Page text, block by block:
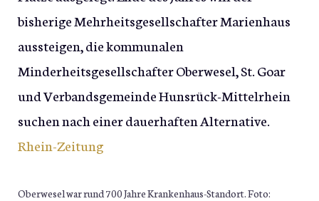
bisherige Mehrheitsgesellschafter Marienhaus
aussteigen, die kommunalen
Minderheitsgesellschafter Oberwesel, St. Goar
und Verbandsgemeinde Hunsrück-Mittelrhein
suchen nach einer dauerhaften Alternative.
Rhein-Zeitung
Oberwesel war rund 700 Jahre Krankenhaus-Standort. Foto: